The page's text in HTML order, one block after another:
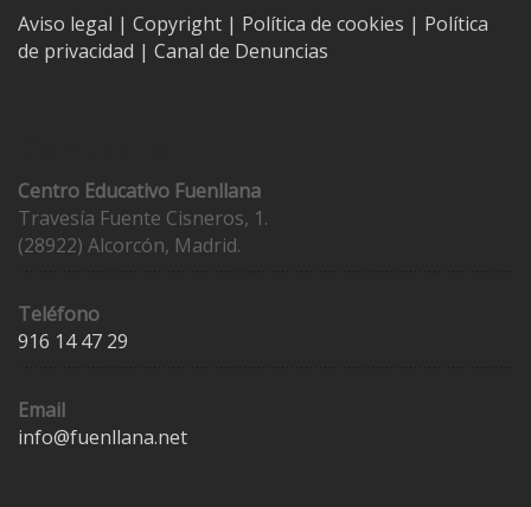
Aviso legal | Copyright | Política de cookies | Política
de privacidad | Canal de Denuncias
Centro Educativo Fuenllana
Travesía Fuente Cisneros, 1.
(28922) Alcorcón, Madrid.
Teléfono
916 14 47 29
Email
info@fuenllana.net